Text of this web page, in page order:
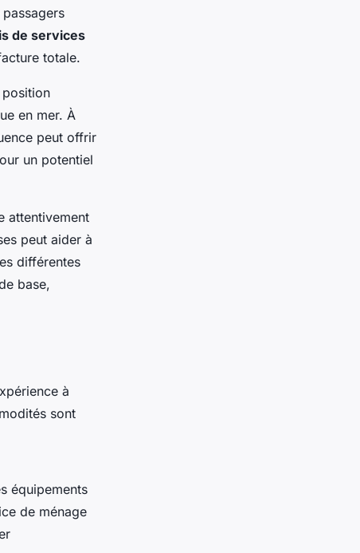
de services
totale.
position
en mer. À
peut offrir
un potentiel
attentivement
peut aider à
différentes
base,
à
sont
équipements
de ménage